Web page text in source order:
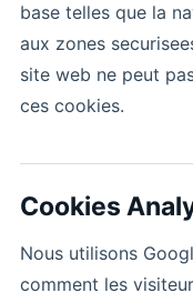
base telles que la
aux zones
site web ne peut
ces cookies.
Cookies
Nous utilisons
comment les